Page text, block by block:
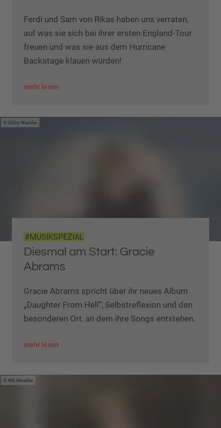
Ferdi und Sam von Rikas haben uns verraten,
auf was sie sich bei ihrer ersten England-Tour
freuen und was sie aus dem Hurricane
Backstage klauen würden!
mehr lesen
Abby Waisler
#MUSIKSPEZIAL
Diesmal am Start: Gracie
Abrams
Gracie Abrams spricht über ihr neues Album
„Daughter From Hell“, Selbstreflexion und den
besonderen Ort, an dem ihre Songs entstehen.
mehr lesen
Nik Moeller